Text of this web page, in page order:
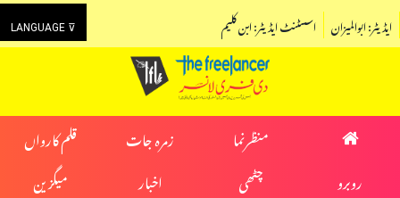
LANGUAGE ⊽ اسسٹنٹ ایڈیٹر: ابن کلیم ایڈیٹر: ابوالمیزان
منظرنما زمرہ جات
قلم کارواں
روبرو
چٹھی اخبار
میگزین